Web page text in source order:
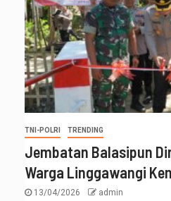
TNI-POLRI TRENDING
Jembatan Balasipun
Warga Linggawangi
13/04/2026 admin